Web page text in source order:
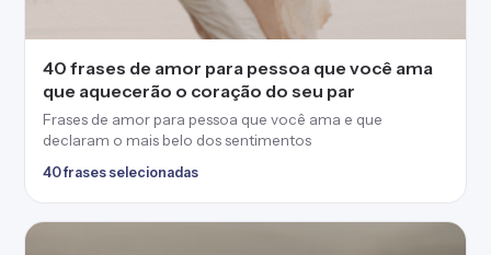
40 frases de amor para pessoa que você ama
que aquecerão o coração do seu par
Frases de amor para pessoa que você ama e que
declaram o mais belo dos sentimentos
40 frases selecionadas